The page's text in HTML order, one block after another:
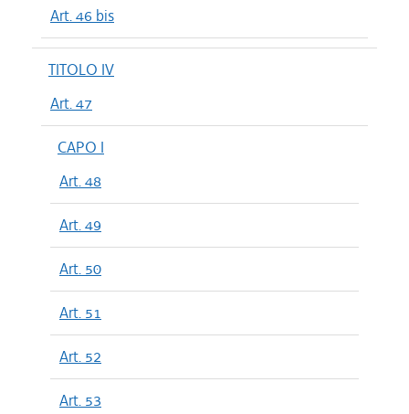
Art. 46 bis
TITOLO IV
Art. 47
CAPO I
Art. 48
Art. 49
Art. 50
Art. 51
Art. 52
Art. 53